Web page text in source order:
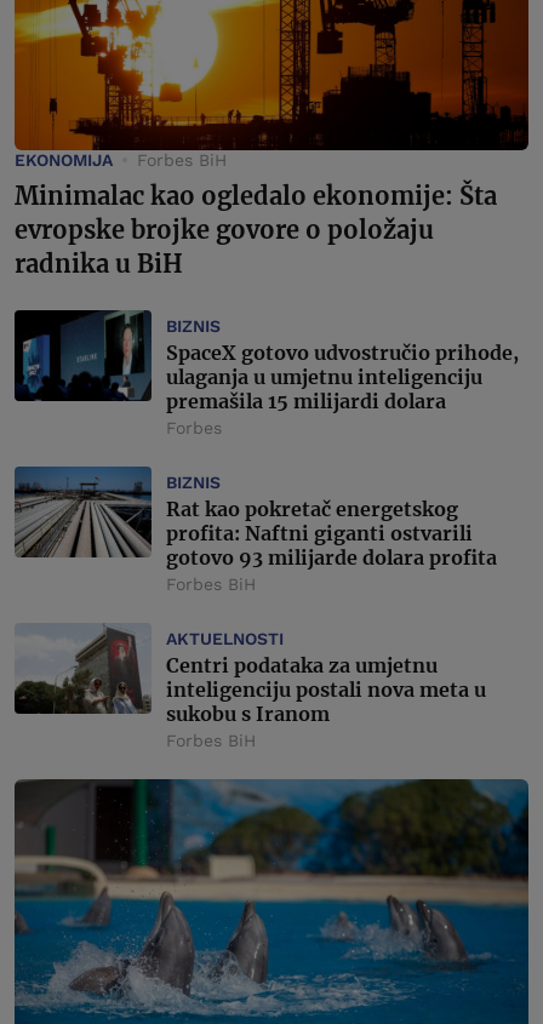
EKONOMIJA Forbes BiH
Minimalac kao ogledalo ekonomije: Šta
evropske brojke govore o položaju
radnika u BiH
BIZNIS
SpaceX gotovo udvostručio prihode,
ulaganja u umjetnu inteligenciju
premašila 15 milijardi dolara
Forbes
BIZNIS
Rat kao pokretač energetskog
profita: Naftni giganti ostvarili
gotovo 93 milijarde dolara profita
Forbes BiH
AKTUELNOSTI
Centri podataka za umjetnu
inteligenciju postali nova meta u
sukobu s Iranom
Forbes BiH